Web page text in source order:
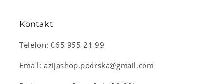
Kontakt
Telefon: 065 955 21 99
Email: azijashop.podrska@gmail.com